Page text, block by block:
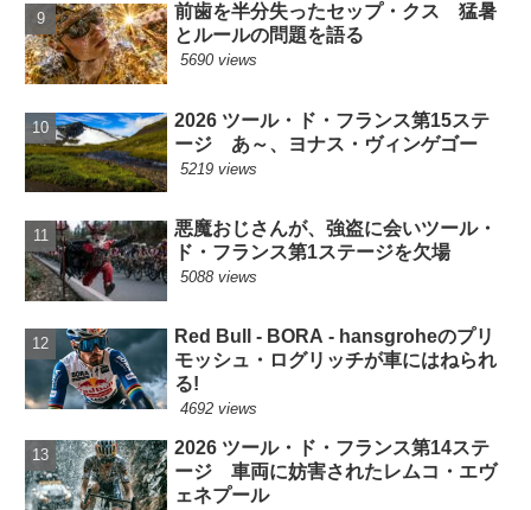
前歯を半分失ったセップ・クス 猛暑
とルールの問題を語る
5690 views
2026 ツール・ド・フランス第15ステ
ージ あ～、ヨナス・ヴィンゲゴー
5219 views
悪魔おじさんが、強盗に会いツール・
ド・フランス第1ステージを欠場
5088 views
Red Bull - BORA - hansgroheのプリ
モッシュ・ログリッチが車にはねられ
る!
4692 views
2026 ツール・ド・フランス第14ステ
ージ 車両に妨害されたレムコ・エヴ
ェネプール